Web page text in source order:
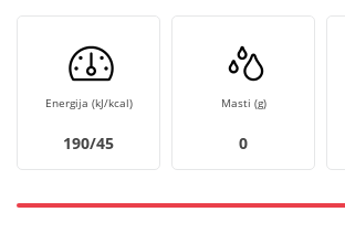
Energija (kJ/kcal)
190/45
Masti (g)
0